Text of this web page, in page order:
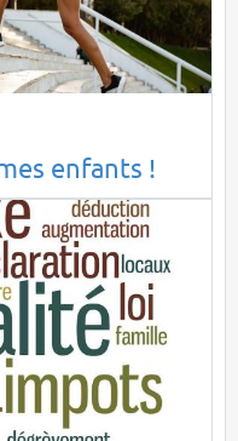
enfants !